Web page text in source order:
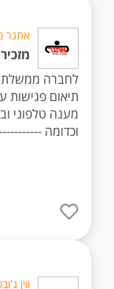
אתגר
לחברה
תיאום פגישות
מענה טלפוני
וכדומה
ווין